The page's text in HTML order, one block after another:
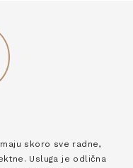
skoro sve radne,
Usluga je odlična